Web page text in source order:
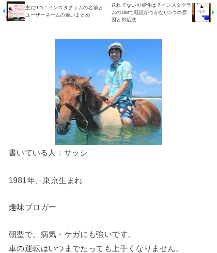
主に9つ！インスタグラムの名前と
ユーザーネームの違いまとめ
送れてない可能性は？インスタグラ
ムのDMで既読がつかない5つの原
因と対処法
書いている人：サッシ
1981年、東京生まれ
趣味ブロガー
朝型で、病気・ケガにも強いです。
車の運転はいつまでたっても上手くなりません。